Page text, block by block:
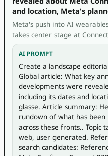
and location, Meta's
Meta's push into AI
takes center stage at
AI PROMPT
Create a landscape
Global article: What key
developments were
including its dates and
glasse. Article summary:
rundown of what has
across these fronts.. Topic
web, user generated.
search candidates: